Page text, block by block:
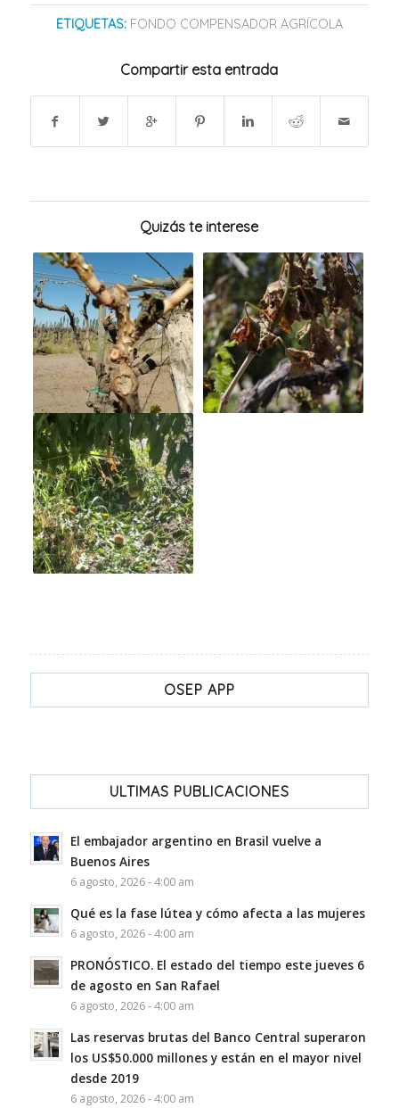
ETIQUETAS: FONDO COMPENSADOR AGRÍCOLA
Compartir esta entrada
Quizás te interese
OSEP APP
ULTIMAS PUBLICACIONES
El embajador argentino en Brasil vuelve a
Buenos Aires
6 agosto, 2026 - 4:00 am
Qué es la fase lútea y cómo afecta a las mujeres
6 agosto, 2026 - 4:00 am
PRONÓSTICO. El estado del tiempo este jueves 6
de agosto en San Rafael
6 agosto, 2026 - 4:00 am
Las reservas brutas del Banco Central superaron
los US$50.000 millones y están en el mayor nivel
desde 2019
6 agosto, 2026 - 4:00 am